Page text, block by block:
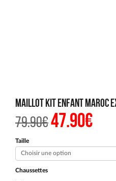
Maillot Kit Enfant Maroc
79.90€Le
prix
était :
79.90€.
47.90€Le
prix
est :
Taille
Chaussettes